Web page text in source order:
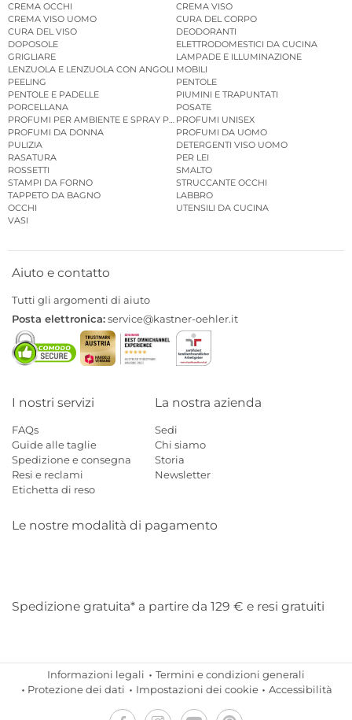
CREMA OCCHI
CREMA VISO
CREMA VISO UOMO
CURA DEL CORPO
CURA DEL VISO
DEODORANTI
DOPOSOLE
ELETTRODOMESTICI DA CUCINA
GRIGLIARE
LAMPADE E ILLUMINAZIONE
LENZUOLA E LENZUOLA CON ANGOLI MOBILI
PEELING
PENTOLE
PENTOLE E PADELLE
PIUMINI E TRAPUNTATI
PORCELLANA
POSATE
PROFUMI PER AMBIENTE E SPRAY PER AMBIENTE
PROFUMI UNISEX
PROFUMI DA DONNA
PROFUMI DA UOMO
PULIZIA
DETERGENTI VISO UOMO
RASATURA
PER LEI
ROSSETTI
SMALTO
STAMPI DA FORNO
STRUCCANTE OCCHI
TAPPETO DA BAGNO
LABBRO
OCCHI
UTENSILI DA CUCINA
VASI
Aiuto e contatto
Tutti gli argomenti di aiuto
Posta elettronica:service@kastner-oehler.it
I nostri servizi
FAQs
Guide alle taglie
Spedizione e consegna
Resi e reclami
Etichetta di reso
La nostra azienda
Sedi
Chi siamo
Storia
Newsletter
Le nostre modalità di pagamento
Spedizione gratuita* a partire da 129 € e resi gratuiti
Informazioni legali
Termini e condizioni generali
Protezione dei dati
Impostazioni dei cookie Accessibilità